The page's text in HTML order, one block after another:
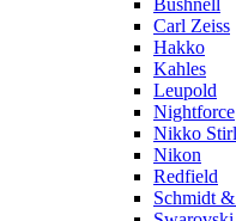
Bushnell
Carl Zeiss
Hakko
Kahles
Leupold
Nightforce
Nikko
Nikon
Redfield
Schmidt